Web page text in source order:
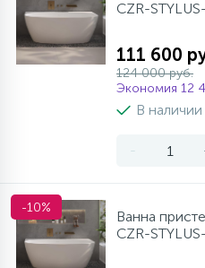
CZR-
111 600
124 000 руб.
Экономия 12
В
-
-10%
Ванна
CZR-